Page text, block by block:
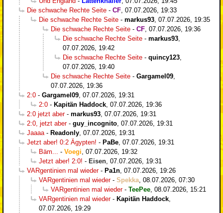
Die schwache Rechte Seite - CF 07.07.2026, 19:33
Die schwache Rechte Seite - markus93 07.07.2026, 19:35
Die schwache Rechte Seite - CF 07.07.2026, 19:36
Die schwache Rechte Seite - markus93
07.07.2026, 19:42
Die schwache Rechte Seite - quincy123
07.07.2026, 19:40
Die schwache Rechte Seite - Gargamel09
07.07.2026, 19:36
2:0 - Gargamel09 07.07.2026, 19:31
2:0 - Kapitän Haddock 07.07.2026, 19:36
2:0 jetzt aber- markus93 07.07.2026, 19:31
2:0, jetzt aber- guy_incognito 07.07.2026, 19:31
Jaaaa - Readonly 07.07.2026, 19:31
Jetzt aber! 0:2 Ägypten! - PaBe 07.07.2026, 19:31
Bäm...
- Voegi 07.07.2026, 19:32
Jetzt aber! 2:0! - Eisen 07.07.2026, 19:31
VARgentinien mal wieder- Pa1n 07.07.2026, 19:26
VARgentinien mal wieder- Spekka 08.07.2026, 07:30
VARgentinien mal wieder- TeePee 08.07.2026, 15:21
VARgentinien mal wieder- Kapitän Haddock
07.07.2026, 19:29